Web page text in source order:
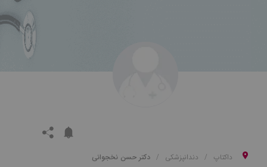
داکتاپ دندانپزشکی دکتر حسن نخجوانی